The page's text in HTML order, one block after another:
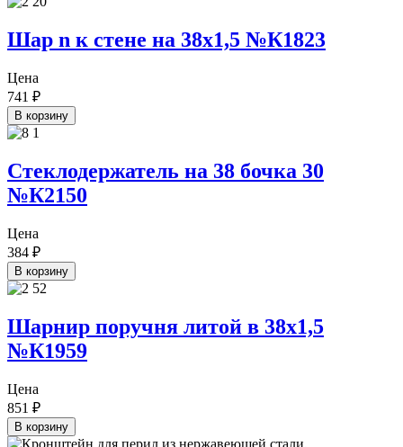
Шар n к стене на 38х1,5 №К1823
Цена
741 ₽
В корзину
Стеклодержатель на 38 бочка 30
№К2150
Цена
384 ₽
В корзину
Шарнир поручня литой в 38х1,5
№К1959
Цена
851 ₽
В корзину